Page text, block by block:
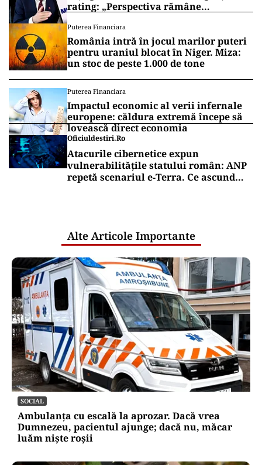
rating: „Perspectiva rămâne
Puterea Financiara
România intră în jocul marilor puteri
pentru uraniul blocat în Niger. Miza:
un stoc de peste 1.000 de tone
Puterea Financiara
Impactul economic al verii infernale
europene: căldura extremă începe să
lovească direct economia
Oficiuldestiri.ro
Atacurile cibernetice expun
vulnerabilitățile statului român: ANP
repetă scenariul e‑Terra. Ce ascund
Alte Articole Importante
SOCIAL
Ambulanța cu escală la aprozar. Dacă vrea
Dumnezeu, pacientul ajunge; dacă nu, măcar
luăm niște roșii